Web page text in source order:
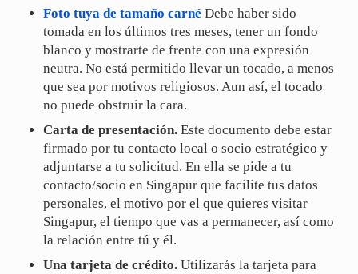
Foto tuya de tamaño carnéDebe haber sido
tomada en los últimos tres meses, tener un fondo
blanco y mostrarte de frente con una expresión
neutra. No está permitido llevar un tocado, a menos
que sea por motivos religiosos. Aun así, el tocado
no puede obstruir la cara.
Carta de presentación.Este documento debe estar
firmado por tu contacto local o socio estratégico y
adjuntarse a tu solicitud. En ella se pide a tu
contacto/socio en Singapur que facilite tus datos
personales, el motivo por el que quieres visitar
Singapur, el tiempo que vas a permanecer, así como
la relación entre tú y él.
Una tarjeta de crédito.Utilizarás la tarjeta para